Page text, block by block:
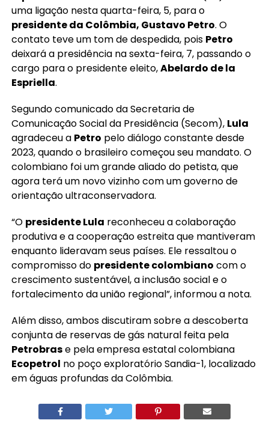
uma ligação nesta quarta-feira, 5, para o
presidente da Colômbia, Gustavo Petro. O
contato teve um tom de despedida, pois Petro
deixará a presidência na sexta-feira, 7, passando o
cargo para o presidente eleito,Abelardo de la
Espriella.
Segundo comunicado da Secretaria de
Comunicação Social da Presidência (Secom), Lula
agradeceu a Petro pelo diálogo constante desde
2023, quando o brasileiro começou seu mandato. O
colombiano foi um grande aliado do petista, que
agora terá um novo vizinho com um governo de
orientação ultraconservadora.
“O presidente Lula reconheceu a colaboração
produtiva e a cooperação estreita que mantiveram
enquanto lideravam seus países. Ele ressaltou o
compromisso do presidente colombiano com o
crescimento sustentável, a inclusão social e o
fortalecimento da união regional”, informou a nota.
Além disso, ambos discutiram sobre a descoberta
conjunta de reservas de gás natural feita pela
Petrobrase pela empresa estatal colombiana
Ecopetrol no poço exploratório Sandia-1, localizado
em águas profundas da Colômbia.